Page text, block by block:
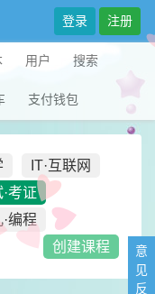
登录 注册
用户 搜索
支付钱包
IT·互联网
考证
编程
创建课程
意
见
反